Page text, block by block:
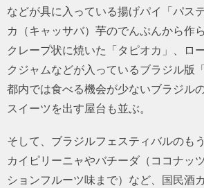
などが具に入っている揚げパイ「パス
カ（キャッサバ）芋のでんぷんから作
クレープ状に焼いた「タピオカ」、ロ
クジャムなどが入っているブラジル版
都内では食べる機会が少ないブラジル
スイーツを出す屋台も並ぶ。
そして、ブラジルフェスティバルのも
カイピリーニャやバチーダ（ココナッ
ションフルーツ味まで）など、国民酒